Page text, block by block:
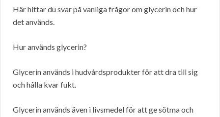
Här hittar du svar på vanliga frågor om glycerin och hur
det används.
Hur används glycerin?
Glycerin används i hudvårdsprodukter för att dra till sig
och hålla kvar fukt.
Glycerin används även i livsmedel för att ge sötma och